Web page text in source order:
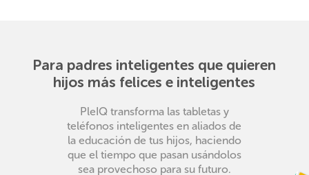
Para padres inteligentes que quieren
hijos más felices e inteligentes
PleIQ transforma las tabletas y
teléfonos inteligentes en aliados de
la educación de tus hijos, haciendo
que el tiempo que pasan usándolos
sea provechoso para su futuro.